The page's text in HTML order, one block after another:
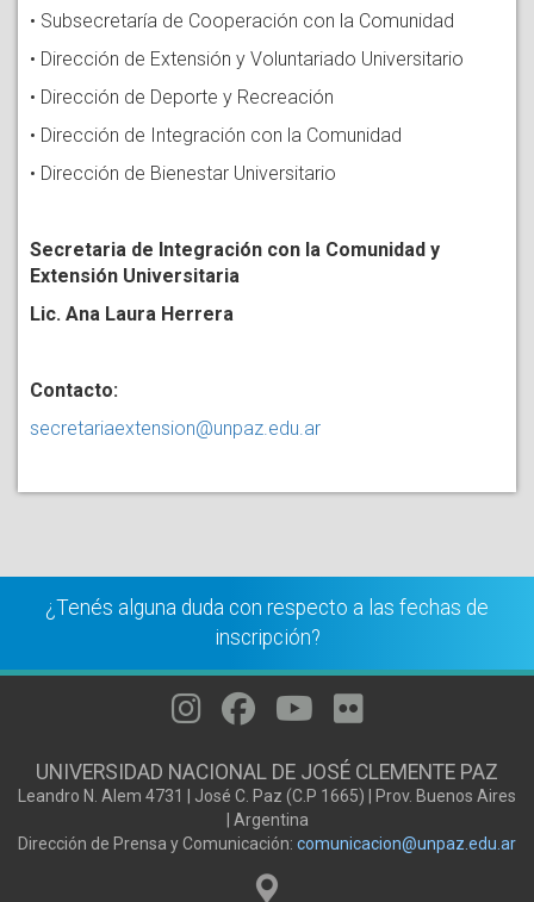
• Subsecretaría de Cooperación con la Comunidad
• Dirección de Extensión y Voluntariado Universitario
• Dirección de Deporte y Recreación
• Dirección de Integración con la Comunidad
• Dirección de Bienestar Universitario
Secretaria de Integración con la Comunidad y
Extensión Universitaria
Lic. Ana Laura Herrera
Contacto:
secretariaextension@unpaz.edu.ar
¿Tenés alguna duda con respecto a las fechas de
inscripción?
UNIVERSIDAD NACIONAL DE JOSÉ CLEMENTE PAZ
Leandro N. Alem 4731 | José C. Paz (C.P 1665) | Prov. Buenos Aires
| Argentina
Dirección de Prensa y Comunicación: comunicacion@unpaz.edu.ar